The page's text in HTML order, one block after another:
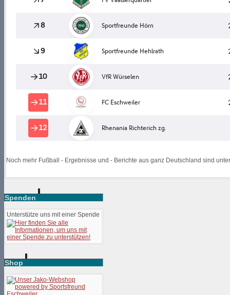
Noch mehr Fußball - Ergebnisse und - Berichte aus ganz Deutschland sind
Spenden
Unterstütze uns mit einer Spende
Shop